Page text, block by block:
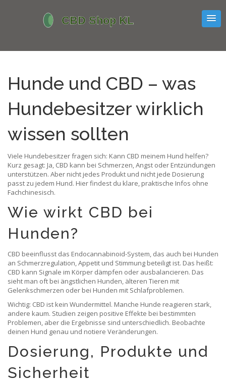
Hunde und CBD – was
Hundebesitzer wirklich
wissen sollten
Viele Hundebesitzer fragen sich: Kann CBD meinem Hund helfen?
Kurz gesagt: Ja, CBD kann bei Schmerzen, Angst oder Entzündungen
unterstützen. Aber nicht jedes Produkt und nicht jede Dosierung
passt zu jedem Hund. Hier findest du klare, praktische Infos ohne
Fachchinesisch.
Wie wirkt CBD bei
Hunden?
CBD beeinflusst das Endocannabinoid-System, das auch bei Hunden
an Schmerzregulation, Appetit und Stimmung beteiligt ist. Das heißt:
CBD kann Signale im Körper dämpfen oder ausbalancieren. Das
sieht man oft bei ängstlichen Hunden, älteren Tieren mit
Gelenkschmerzen oder bei Hunden mit Schlafproblemen.
Wichtig: CBD ist kein Wundermittel. Manche Hunde reagieren stark,
andere kaum. Studien zeigen positive Effekte bei bestimmten
Problemen, aber die Ergebnisse sind unterschiedlich. Beobachte
deinen Hund genau und notiere Veränderungen.
Dosierung, Produkte und
Sicherheit